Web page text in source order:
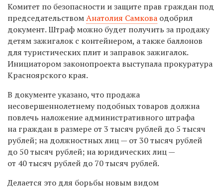
Комитет по безопасности и защите прав граждан под
председательствомАнатолия Самкова одобрил
документ. Штраф можно будет получить за продажу
детям зажигалок с контейнером, а также баллонов
для туристических плит и заправок зажигалок.
Инициатором законопроекта выступала прокуратура
Красноярского края.
В документе указано, что продажа
несовершеннолетнему подобных товаров должна
повлечь наложение административного штрафа
на граждан в размере от 3 тысяч рублей до 5 тысяч
рублей; на должностных лиц — от 30 тысяч рублей
до 50 тысяч рублей; на юридических лиц —
от 40 тысяч рублей до 70 тысяч рублей.
Делается это для борьбы новым видом